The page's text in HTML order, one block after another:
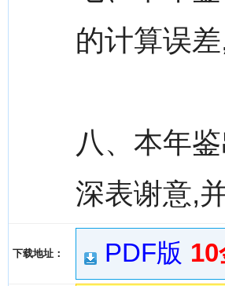
的计算误
八、本年
深表谢意,
下载地址： PDF版